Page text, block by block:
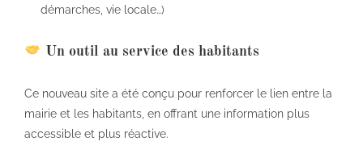
démarches, vie locale…)
Un outil au service des habitants
Ce nouveau site a été conçu pour renforcer le lien entre la
mairie et les habitants, en offrant une information plus
accessible et plus réactive.